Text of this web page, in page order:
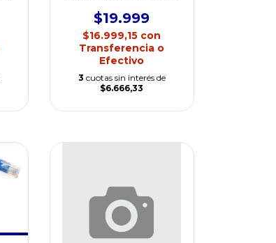
NM-CS300
$19.999
$16.999,15 con
Transferencia o
Efectivo
3 cuotas sin interés de
$6.666,33